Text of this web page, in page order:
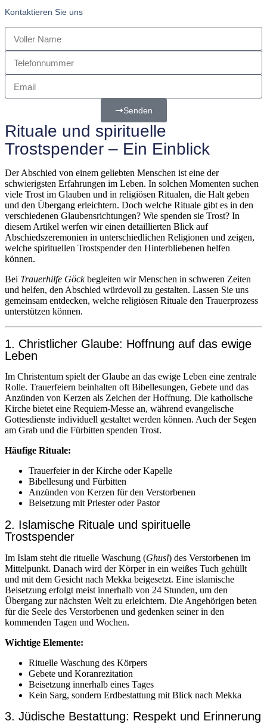
Kontaktieren Sie uns
Senden
Rituale und spirituelle
Trostspender – Ein Einblick
Der Abschied von einem geliebten Menschen ist eine der
schwierigsten Erfahrungen im Leben. In solchen Momenten suchen
viele Trost im Glauben und in religiösen Ritualen, die Halt geben
und den Übergang erleichtern. Doch welche Rituale gibt es in den
verschiedenen Glaubensrichtungen? Wie spenden sie Trost? In
diesem Artikel werfen wir einen detaillierten Blick auf
Abschiedszeremonien in unterschiedlichen Religionen und zeigen,
welche spirituellen Trostspender den Hinterbliebenen helfen
können.
Bei Trauerhilfe Göckbegleiten wir Menschen in schweren Zeiten
und helfen, den Abschied würdevoll zu gestalten. Lassen Sie uns
gemeinsam entdecken, welche religiösen Rituale den Trauerprozess
unterstützen können.
1. Christlicher Glaube: Hoffnung auf das ewige
Leben
Im Christentum spielt der Glaube an das ewige Leben eine zentrale
Rolle. Trauerfeiern beinhalten oft Bibellesungen, Gebete und das
Anzünden von Kerzen als Zeichen der Hoffnung. Die katholische
Kirche bietet eine Requiem-Messe an, während evangelische
Gottesdienste individuell gestaltet werden können. Auch der Segen
am Grab und die Fürbitten spenden Trost.
Häufige Rituale:
Trauerfeier in der Kirche oder Kapelle
Bibellesung und Fürbitten
Anzünden von Kerzen für den Verstorbenen
Beisetzung mit Priester oder Pastor
2. Islamische Rituale und spirituelle
Trostspender
Im Islam steht die rituelle Waschung (Ghusl) des Verstorbenen im
Mittelpunkt. Danach wird der Körper in ein weißes Tuch gehüllt
und mit dem Gesicht nach Mekka beigesetzt. Eine islamische
Beisetzung erfolgt meist innerhalb von 24 Stunden, um den
Übergang zur nächsten Welt zu erleichtern. Die Angehörigen beten
für die Seele des Verstorbenen und gedenken seiner in den
kommenden Tagen und Wochen.
Wichtige Elemente:
Rituelle Waschung des Körpers
Gebete und Koranrezitation
Beisetzung innerhalb eines Tages
Kein Sarg, sondern Erdbestattung mit Blick nach Mekka
3. Jüdische Bestattung: Respekt und Erinnerung